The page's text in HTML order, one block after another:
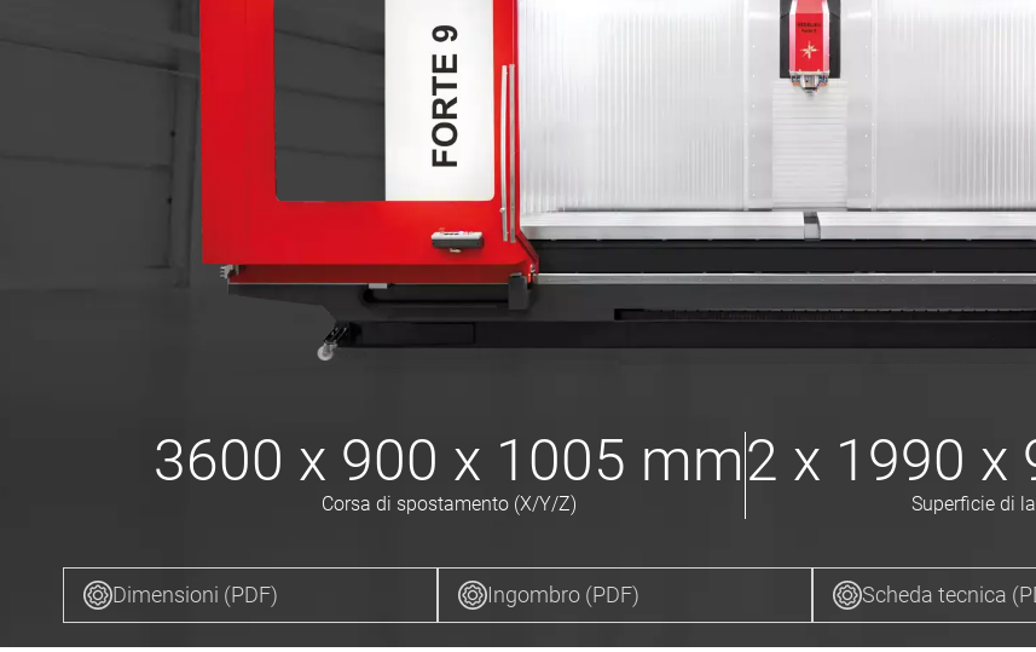
3600 x 900 x 1005 mm
Corsa di spostamento (X/Y/Z)
2 x 1990 x
Superficie di
Dimensioni (PDF) Ingombro (PDF) Scheda tecnica